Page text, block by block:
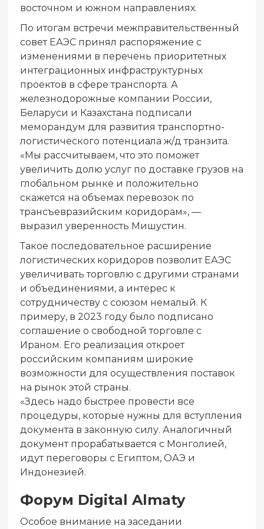
восточном и южном направлениях.
По итогам встречи межправительственный
совет ЕАЭС принял распоряжение с
изменениями в перечень приоритетных
интеграционных инфраструктурных
проектов в сфере транспорта. А
железнодорожные компании России,
Беларуси и Казахстана подписали
меморандум для развития транспортно-
логистического потенциала ж/д транзита.
«Мы рассчитываем, что это поможет
увеличить долю услуг по доставке грузов на
глобальном рынке и положительно
скажется на объемах перевозок по
трансъевразийским коридорам», —
выразил уверенность Мишустин.
Такое последовательное расширение
логистических коридоров позволит ЕАЭС
увеличивать торговлю с другими странами
и объединениями, а интерес к
сотрудничеству с союзом немалый. К
примеру, в 2023 году было подписано
соглашение о свободной торговле с
Ираном. Его реализация откроет
российским компаниям широкие
возможности для осуществления поставок
на рынок этой страны.
«Здесь надо быстрее провести все
процедуры, которые нужны для вступления
документа в законную силу. Аналогичный
документ прорабатывается с Монголией,
идут переговоры с Египтом, ОАЭ и
Индонезией.
Форум Digital Almaty
Особое внимание на заседании